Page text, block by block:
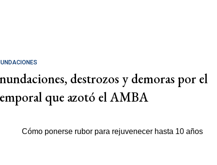
destrozos y demoras por el
que azotó el AMBA